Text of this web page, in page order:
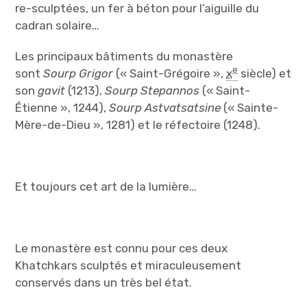
re-sculptées, un fer à béton pour l’aiguille du
cadran solaire…
Les principaux bâtiments du monastère
sontSourp Grigor (« Saint-Grégoire »,xe siècle) et
songavit (1213),Sourp Stepannos (« Saint-
Étienne », 1244),Sourp Astvatsatsine (« Sainte-
Mère-de-Dieu », 1281) et le réfectoire (1248).
Et toujours cet art de la lumière…
Le monastère est connu pour ces deux
Khatchkars sculptés et miraculeusement
conservés dans un très bel état.